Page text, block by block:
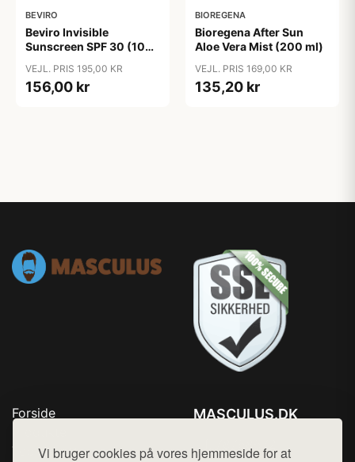
Vi bruger cookies på vores hjemmeside for at
BEVIRO
Beviro Invisible
Sunscreen SPF 30 (100
VEJL. PRIS 195,00 KR
156,00 kr
BIOREGENA
Bioregena After Sun
Aloe Vera Mist (200 ml)
VEJL. PRIS 169,00 KR
135,20 kr
Forside
Top Rabatter
MASCULUS.DK